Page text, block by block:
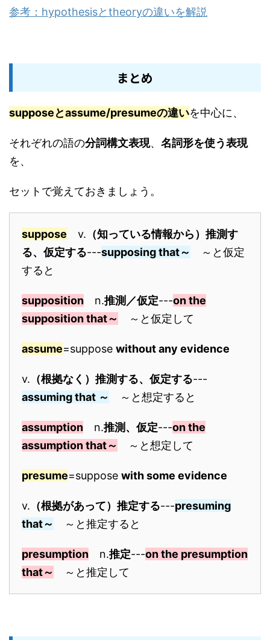
参考：hypothesisとtheoryの違いを解説
まとめ
supposeとassume/presumeの違いを中心に、
それぞれの語の分詞構文表現、 名詞形を使う表現
を、
セットで覚えておきましょう。
suppose v. （知っている情報から）推測す
る、仮定する---supposing that～
～と仮定
すると
supposition n.推測／仮定---on the
supposition that～
～と仮定して
assume=suppose without any evidence
v. （根拠なく）推測する、仮定する---
assuming that ～
～と想定すると
assumption n.推測、仮定---on the
assumption that～
～と想定して
presume=suppose with some evidence
v. （根拠があって）推定する---presuming
that～
～と推定すると
presumption n.推定---on the presumption
that～
～と推定して